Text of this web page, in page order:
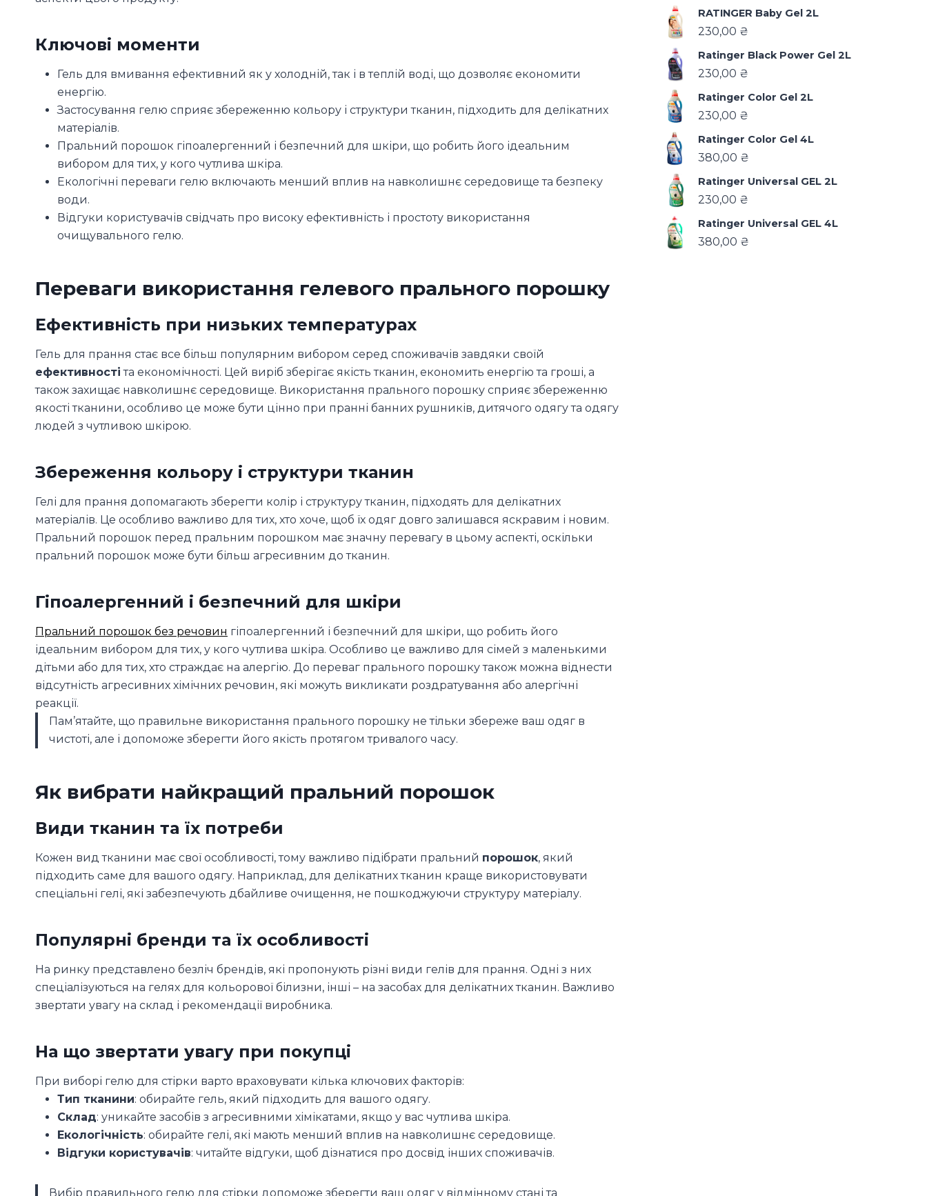
Ключові моменти
Гель для вмивання ефективний як у холодній, так і в теплій воді, що дозволяє економити
енергію.
Застосування гелю сприяє збереженню кольору і структури тканин, підходить для делікатних
матеріалів.
Пральний порошок гіпоалергенний і безпечний для шкіри, що робить його ідеальним
вибором для тих, у кого чутлива шкіра.
Екологічні переваги гелю включають менший вплив на навколишнє середовище та безпеку
води.
Відгуки користувачів свідчать про високу ефективність і простоту використання
очищувального гелю.
Переваги використання гелевого прального порошку
Ефективність при низьких температурах
Гель для прання стає все більш популярним вибором серед споживачів завдяки своїй
ефективності та економічності. Цей виріб зберігає якість тканин, економить енергію та гроші, а
також захищає навколишнє середовище. Використання прального порошку сприяє збереженню
якості тканини, особливо це може бути цінно при пранні банних рушників, дитячого одягу та одягу
людей з чутливою шкірою.
Збереження кольору і структури тканин
Гелі для прання допомагають зберегти колір і структуру тканин, підходять для делікатних
матеріалів. Це особливо важливо для тих, хто хоче, щоб їх одяг довго залишався яскравим і новим.
Пральний порошок перед пральним порошком має значну перевагу в цьому аспекті, оскільки
пральний порошок може бути більш агресивним до тканин.
Гіпоалергенний і безпечний для шкіри
Пральний порошок без речовин гіпоалергенний і безпечний для шкіри, що робить його
ідеальним вибором для тих, у кого чутлива шкіра. Особливо це важливо для сімей з маленькими
дітьми або для тих, хто страждає на алергію. До переваг прального порошку також можна віднести
відсутність агресивних хімічних речовин, які можуть викликати роздратування або алергічні
реакції.
Пам’ятайте, що правильне використання прального порошку не тільки збереже ваш одяг в
чистоті, але і допоможе зберегти його якість протягом тривалого часу.
Як вибрати найкращий пральний порошок
Види тканин та їх потреби
Кожен вид тканини має свої особливості, тому важливо підібрати пральний порошок, який
підходить саме для вашого одягу. Наприклад, для делікатних тканин краще використовувати
спеціальні гелі, які забезпечують дбайливе очищення, не пошкоджуючи структуру матеріалу.
Популярні бренди та їх особливості
На ринку представлено безліч брендів, які пропонують різні види гелів для прання. Одні з них
спеціалізуються на гелях для кольорової білизни, інші – на засобах для делікатних тканин. Важливо
звертати увагу на склад і рекомендації виробника.
На що звертати увагу при покупці
При виборі гелю для стірки варто враховувати кілька ключових факторів:
Тип тканини: обирайте гель, який підходить для вашого одягу.
Склад: уникайте засобів з агресивними хімікатами, якщо у вас чутлива шкіра.
Екологічність: обирайте гелі, які мають менший вплив на навколишнє середовище.
Відгуки користувачів: читайте відгуки, щоб дізнатися про досвід інших споживачів.
Вибір правильного гелю для стірки допоможе зберегти ваш одяг у відмінному стані та
RATINGER Baby Gel 2L
230,00 ₴
Ratinger Black Power Gel 2L
230,00 ₴
Ratinger Color Gel 2L
230,00 ₴
Ratinger Color Gel 4L
380,00 ₴
Ratinger Universal GEL 2L
230,00 ₴
Ratinger Universal GEL 4L
380,00 ₴